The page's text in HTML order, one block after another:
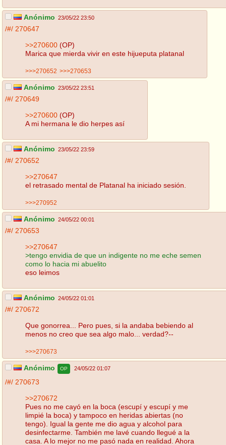
Anónimo 23/05/22 23:50
/#/ 270647
>>270600 (OP)
Marica que mierda vivir en este hijueputa platanal
>>>270652 >>>270653
Anónimo 23/05/22 23:51
/#/ 270649
>>270600 (OP)
A mi hermana le dio herpes así
Anónimo 23/05/22 23:59
/#/ 270652
>>270647
el retrasado mental de Platanal ha iniciado sesión.
>>>270952
Anónimo 24/05/22 00:01
/#/ 270653
>>270647
>tengo envidia de que un indigente no me eche semen
como lo hacia mi abuelito
eso leimos
Anónimo 24/05/22 01:01
/#/ 270672
Que gonorrea... Pero pues, si la andaba bebiendo al
menos no creo que sea algo malo... verdad?--
>>>270673
Anónimo OP 24/05/22 01:07
/#/ 270673
>>270672
Pues no me cayó en la boca (escupí y escupí y me
limpié la boca) y tampoco en heridas abiertas (no
tengo). Igual la gente me dio agua y alcohol para
desinfectarme. También me lavé cuando llegué a la
casa. A lo mejor no me pasó nada en realidad. Ahora